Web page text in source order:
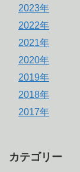
2023年
2022年
2021年
2020年
2019年
2018年
2017年
カテゴリー